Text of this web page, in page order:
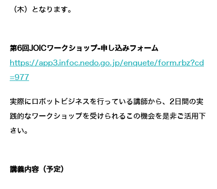
（木）となります。
第6回JOICワークショップ-申し込みフォーム
https://app3.infoc.nedo.go.jp/enquete/form.rbz?cd
=977
実際にロボットビジネスを行っている講師から、2日間の実
践的なワークショップを受けられるこの機会を是非ご活用下
さい。
講義内容（予定）